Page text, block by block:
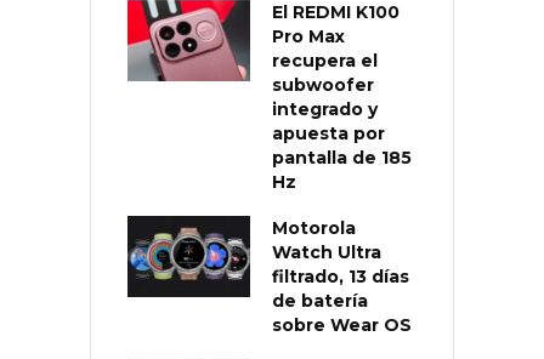
El REDMI K100
Pro Max
recupera el
subwoofer
integrado y
apuesta por
pantalla de 185
Hz
Motorola
Watch Ultra
filtrado, 13 días
de batería
sobre Wear OS